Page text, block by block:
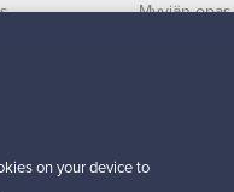
Myyjän opas
on your device to